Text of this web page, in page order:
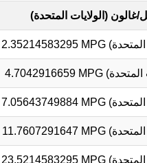
غالون (الولايات المتحدة)